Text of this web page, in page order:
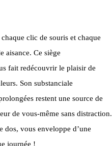
clic de souris et chaque
aisance. Ce siège
fait redécouvrir le plaisir de
Son substanciale
restent une source de
de vous-même sans distraction.
dos, vous enveloppe d’une
journée !